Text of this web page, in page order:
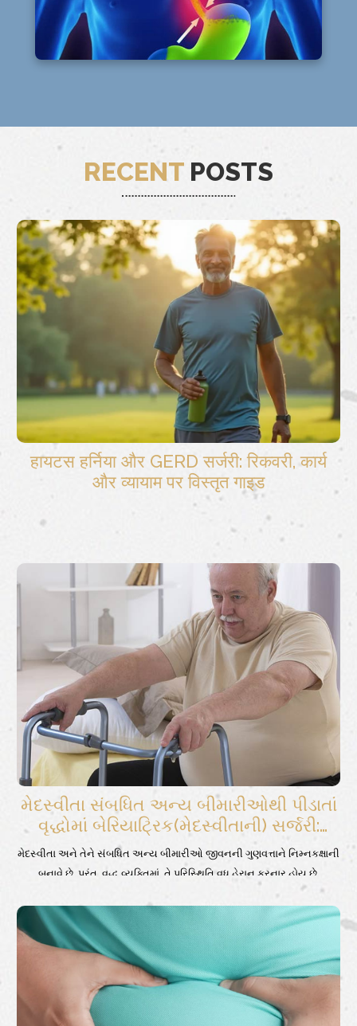
RECENT POSTS
हायटस हर्निया और GERD सर्जरी: रिकवरी, कार्य
और व्यायाम पर विस्तृत गाइड
મેદસ્વીતા સંબધિત અન્ય બીમારીઓથી પીડાતાં
વૃદ્ધોમાં બેરિયાટ્રિક(મેદસ્વીતાની) સર્જરી:
પરિસ્થિતિની સમજ
મેદસ્વીતા અને તેને સંબધિત અન્ય બીમારીઓ જીવનની ગુણવત્તાને નિમ્નકક્ષાની
બનાવે છે. પરંતુ, વૃદ્ધ વ્યક્તિમાં, તે પરિસ્થિતિ વધુ હેરાન કરનાર હોય છે.
કેટલીકવાર તો રોજિંદી પ્રવૃતિઓ જાતે કરવું પણ ખુબ મુશ્કેલ થઈ જાય છે.
પોતાની સંભાળ માટે પણ અન્યની મદદની જરૂર પડી શકે છે. ઘણી વખત ઉંમરના
કારણે પણ બેરિયાટ્રિક સર્જરીને ધ્યાનમાં લેવામાં આવતી નથી. ખરેખર, તો આ
એ જ લોકો છે કે જેમને આ સર્જરીનો મહત્તમ ફાયદો થાય છે અને જો પૂરતી
કાળજી અને સાવચેતીથી કરવામાં આવે તો એકદમ સુરક્ષિત રીતે કરી શકાય છે.